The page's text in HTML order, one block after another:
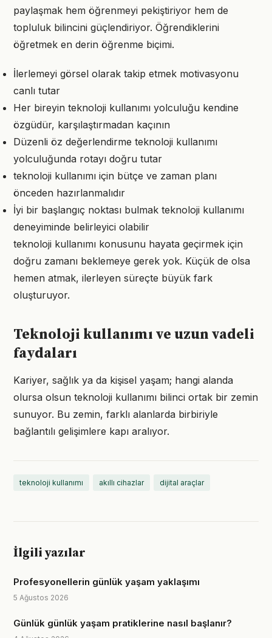
paylaşmak hem öğrenmeyi pekiştiriyor hem de
topluluk bilincini güçlendiriyor. Öğrendiklerini
öğretmek en derin öğrenme biçimi.
İlerlemeyi görsel olarak takip etmek motivasyonu
canlı tutar
Her bireyin teknoloji kullanımı yolculuğu kendine
özgüdür, karşılaştırmadan kaçının
Düzenli öz değerlendirme teknoloji kullanımı
yolculuğunda rotayı doğru tutar
teknoloji kullanımı için bütçe ve zaman planı
önceden hazırlanmalıdır
İyi bir başlangıç noktası bulmak teknoloji kullanımı
deneyiminde belirleyici olabilir
teknoloji kullanımı konusunu hayata geçirmek için
doğru zamanı beklemeye gerek yok. Küçük de olsa
hemen atmak, ilerleyen süreçte büyük fark
oluşturuyor.
Teknoloji kullanımı ve uzun vadeli
faydaları
Kariyer, sağlık ya da kişisel yaşam; hangi alanda
olursa olsun teknoloji kullanımı bilinci ortak bir zemin
sunuyor. Bu zemin, farklı alanlarda birbiriyle
bağlantılı gelişimlere kapı aralıyor.
teknoloji kullanımı akıllı cihazlar dijital araçlar
İlgili yazılar
Profesyonellerin günlük yaşam yaklaşımı
5 Ağustos 2026
Günlük günlük yaşam pratiklerine nasıl başlanır?